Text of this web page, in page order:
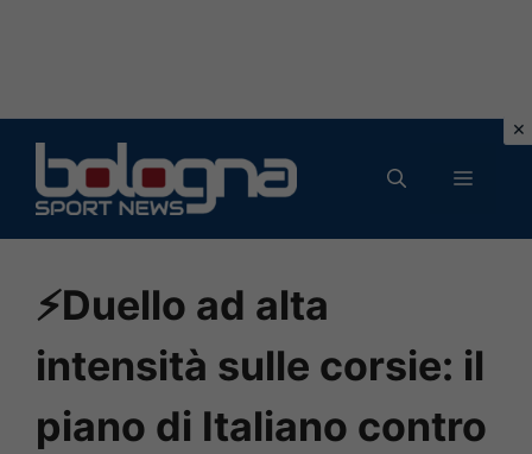
contenuto
MENU
⚡Duello ad alta
intensità sulle corsie: il
piano di Italiano contro